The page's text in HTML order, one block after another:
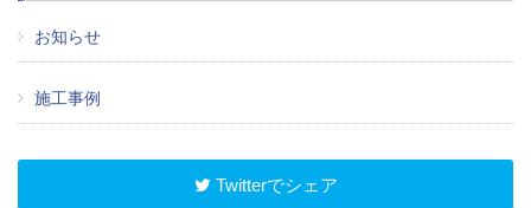
お知らせ
施工事例
Twitterでシェア